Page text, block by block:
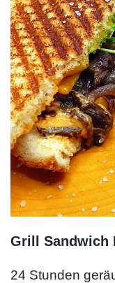
Grill Sandwich
24 Stunden